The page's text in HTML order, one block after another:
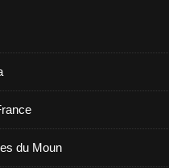
du Moun